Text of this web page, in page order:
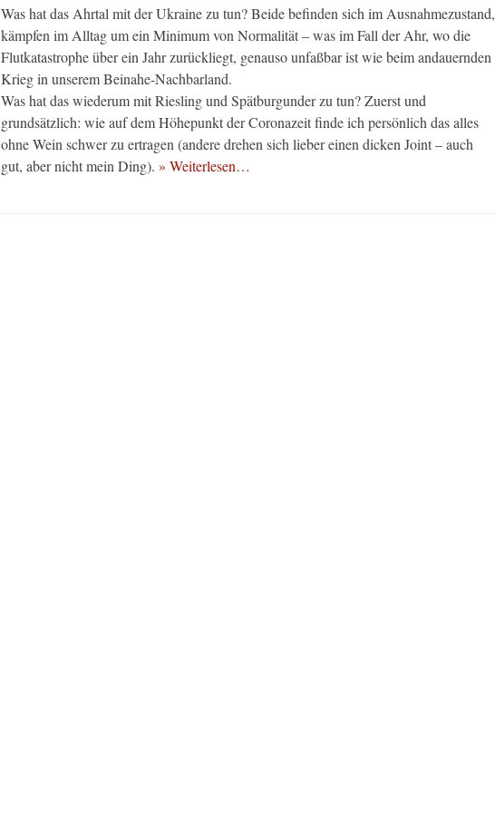
Was hat das Ahrtal mit der Ukraine zu tun? Beide befinden sich im Ausnahmezustand,
kämpfen im Alltag um ein Minimum von Normalität – was im Fall der Ahr, wo die
Flutkatastrophe über ein Jahr zurückliegt, genauso unfaßbar ist wie beim andauernden
Krieg in unserem Beinahe-Nachbarland.
Was hat das wiederum mit Riesling und Spätburgunder zu tun? Zuerst und
grundsätzlich: wie auf dem Höhepunkt der Coronazeit finde ich persönlich das alles
ohne Wein schwer zu ertragen (andere drehen sich lieber einen dicken Joint – auch
gut, aber nicht mein Ding). » Weiterlesen…